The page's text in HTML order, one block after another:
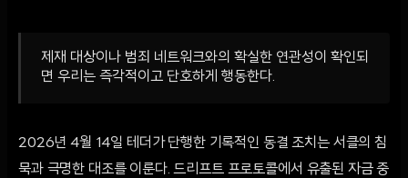
제재 대상이나 범죄 네트워크와의 확실한 연관성이 확인되
면 우리는 즉각적이고 단호하게 행동한다.
2026년 4월 14일 테더가 단행한 기록적인 동결 조치는 서클의 침
묵과 극명한 대조를 이룬다. 드리프트 프로토콜에서 유출된 자금 중